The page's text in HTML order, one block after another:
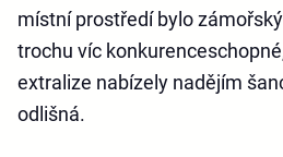
místní prostředí bylo
trochu víc
extralize nabízely nadějím
odlišná.